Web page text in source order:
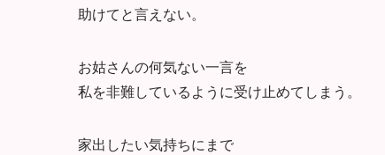
助けてと言えない。
お姑さんの何気ない一言を
私を非難しているように受け止めてしまう。
家出したい気持ちにまで